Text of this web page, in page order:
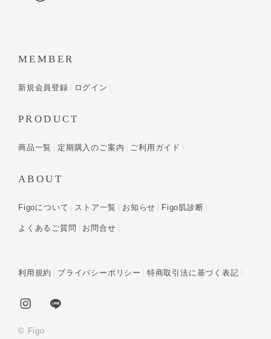
MEMBER
新規会員登録 ログイン
PRODUCT
商品一覧 定期購入のご案内 ご利用ガイド
ABOUT
Figoについて ストア一覧 お知らせ Figo肌診断
よくあるご質問 お問合せ
利用規約 プライバシーポリシー 特商取引法に基づく表記
© Figo